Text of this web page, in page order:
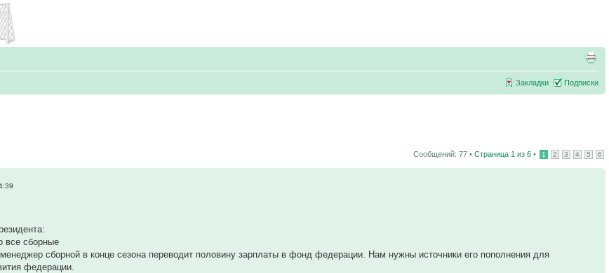
Закладки Подписки
Сообщений: 77 • Страница 1 из 6 • 1 2 3 4 5 6
все сборные
сборной в конце сезона переводит половину зарплаты в фонд федерации. Нам нужны источники его пополнения для
федерации.